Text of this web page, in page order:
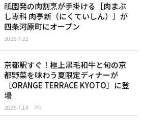
祇園発の肉割烹が手掛ける［肉まぶ
し専科 肉亭新（にくていしん）］が
四条河原町にオープン
2026.7.22
京都駅すぐ！極上黒毛和牛と旬の京
都野菜を味わう夏限定ディナーが
［ORANGE TERRACE KYOTO］に登
場
2026.7.14 PR